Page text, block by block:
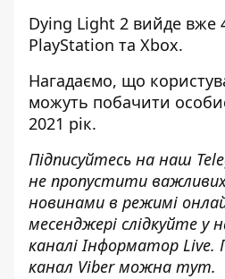
Dying Light 2 вийде вже
PlayStation та Xbox.
Нагадаємо, що
можуть побачити
2021 рік.
Підписуйтесь на наш
не пропустити
новинами в режимі
месенджері слідкуйте у
каналіІнформатор Live.
канал Viber можна тут.